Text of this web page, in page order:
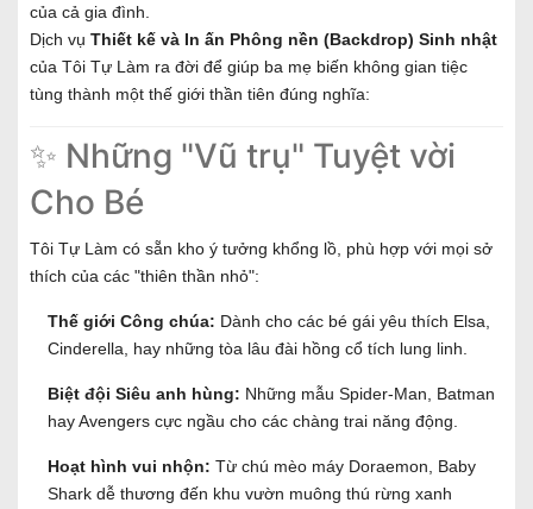
của cả gia đình.
Dịch vụ Thiết kế và In ấn Phông nền (Backdrop) Sinh nhật
của Tôi Tự Làm ra đời để giúp ba mẹ biến không gian tiệc
tùng thành một thế giới thần tiên đúng nghĩa:
✨ Những "Vũ trụ" Tuyệt vời
Cho Bé
Tôi Tự Làm có sẵn kho ý tưởng khổng lồ, phù hợp với mọi sở
thích của các "thiên thần nhỏ":
Thế giới Công chúa: Dành cho các bé gái yêu thích Elsa,
Cinderella, hay những tòa lâu đài hồng cổ tích lung linh.
Biệt đội Siêu anh hùng: Những mẫu Spider-Man, Batman
hay Avengers cực ngầu cho các chàng trai năng động.
Hoạt hình vui nhộn: Từ chú mèo máy Doraemon, Baby
Shark dễ thương đến khu vườn muông thú rừng xanh